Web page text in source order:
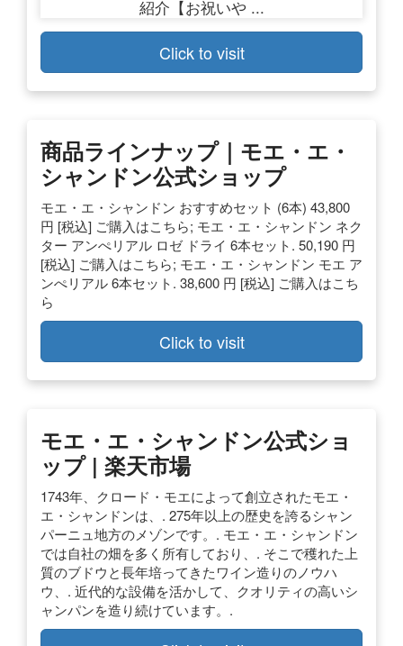
Click to visit
商品ラインナップ｜モエ・エ・
シャンドン公式ショップ
モエ・エ・シャンドン おすすめセット (6本) 43,800
円 [税込] ご購入はこちら; モエ・エ・シャンドン ネク
ター アンぺリアル ロゼ ドライ 6本セット. 50,190 円
[税込] ご購入はこちら; モエ・エ・シャンドン モエ ア
ンぺリアル 6本セット. 38,600 円 [税込] ご購入はこち
ら
Click to visit
モエ・エ・シャンドン公式ショ
ップ | 楽天市場
1743年、クロード・モエによって創立されたモエ・
エ・シャンドンは、. 275年以上の歴史を誇るシャン
パーニュ地方のメゾンです。. モエ・エ・シャンドン
では自社の畑を多く所有しており、. そこで穫れた上
質のブドウと長年培ってきたワイン造りのノウハ
ウ、. 近代的な設備を活かして、クオリティの高いシ
ャンパンを造り続けています。.